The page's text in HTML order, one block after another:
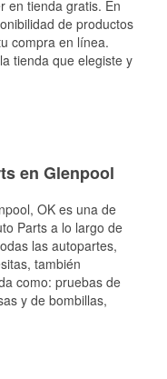
en tienda gratis. En
de productos
compra en línea.
tienda que elegiste y
en Glenpool
, OK es una de
Parts a lo largo de
las autopartes,
también
como: pruebas de
y de bombillas,